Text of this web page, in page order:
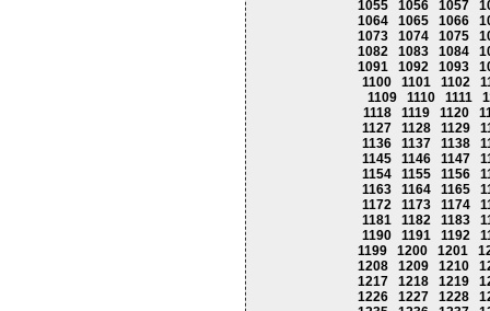
1055
1056 1057
1064
1065 1066
1073
1074 1075
1082
1083 1084
1091
1092 1093
1100
1101 1102
1109
1110 1111
1118
1119 1120
1127
1128 1129
1136
1137 1138
1145
1146 1147
1154
1155 1156
1163
1164 1165
1172
1173 1174
1181
1182 1183
1190
1191 1192
1199
1200 1201
1208
1209 1210
1217
1218 1219
1226
1227 1228